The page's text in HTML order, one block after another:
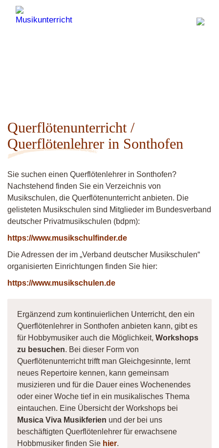
Querflötenunterricht /
Querflötenlehrer in Sonthofen
Sie suchen einen Querflötenlehrer in Sonthofen?
Nachstehend finden Sie ein Verzeichnis von
Musikschulen, die Querflötenunterricht anbieten. Die
gelisteten Musikschulen sind Mitglieder im Bundesverband
deutscher Privatmusikschulen (bdpm):
https://www.musikschulfinder.de
Die Adressen der im „Verband deutscher Musikschulen“
organisierten Einrichtungen finden Sie hier:
https://www.musikschulen.de
Ergänzend zum kontinuierlichen Unterricht, den ein
Querflötenlehrer in Sonthofen anbieten kann, gibt es
für Hobbymusiker auch die Möglichkeit, Workshops
zu besuchen. Bei dieser Form von
Querflötenunterricht trifft man Gleichgesinnte, lernt
neues Repertoire kennen, kann gemeinsam
musizieren und für die Dauer eines Wochenendes
oder einer Woche tief in ein musikalisches Thema
eintauchen. Eine Übersicht der Workshops bei
Musica Viva Musikferien und der bei uns
beschäftigten Querflötenlehrer für erwachsene
Hobbmusiker finden Sie hier.